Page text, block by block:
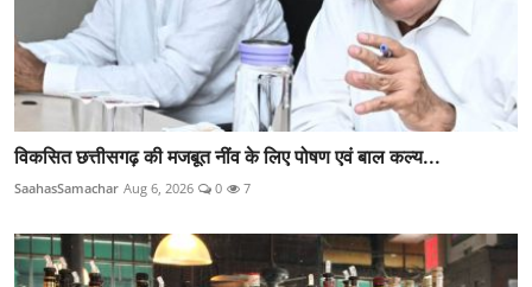
विकसित छत्तीसगढ़ की मजबूत नींव के लिए पोषण एवं बाल कल्य...
SaahasSamachar Aug 6, 2026 0 7